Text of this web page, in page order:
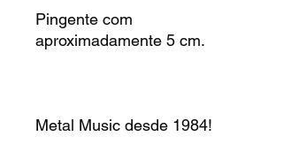
Pingente com
aproximadamente 5 cm.
Metal Music desde 1984!